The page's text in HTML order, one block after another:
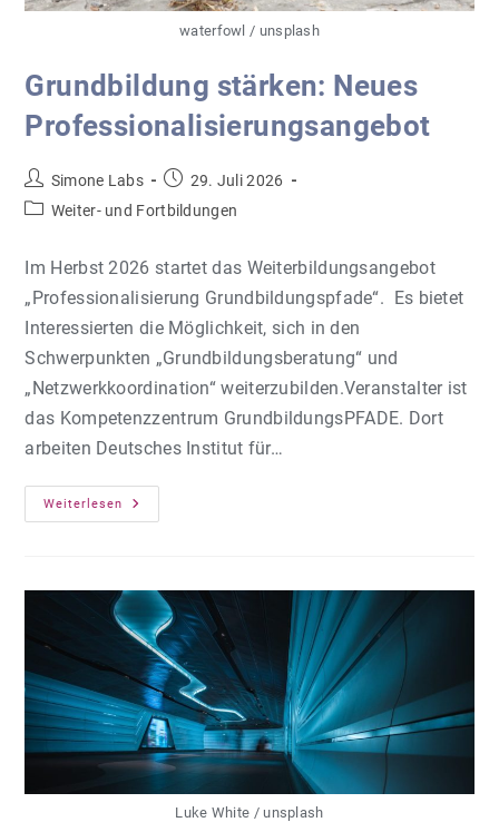
waterfowl / unsplash
Grundbildung stärken: Neues
Professionalisierungsangebot
Beitrags-
Autor:
Simone Labs
Beitrag
veröffentlicht:
29. Juli 2026
Beitrags-
Weiter- und Fortbildungen
Im Herbst 2026 startet das Weiterbildungsangebot
„Professionalisierung Grundbildungspfade“. Es bietet
Interessierten die Möglichkeit, sich in den
Schwerpunkten „Grundbildungsberatung“ und
„Netzwerkkoordination“ weiterzubilden.Veranstalter ist
das Kompetenzzentrum GrundbildungsPFADE. Dort
arbeiten Deutsches Institut für…
Weiterlesen
Grundbildung
Stärken:
Luke White / unsplash